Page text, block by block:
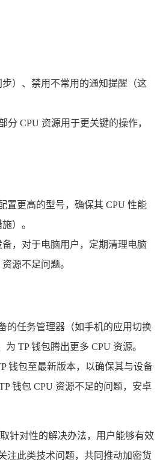
）、禁用不常用的通知提醒（这
CPU 资源用于更关键的操作，
置更高的型号，确保其 CPU 性能
）。
，对于电脑用户，定期清理电脑
源不足问题。
的任务管理器（如手机的应用切换
TP 钱包腾出更多 CPU 资源。
钱包至最新版本，以确保其与设备
钱包 CPU 资源不足的问题，安卓
针对性的解决办法，用户能够有效
注此类技术问题，共同推动加密货